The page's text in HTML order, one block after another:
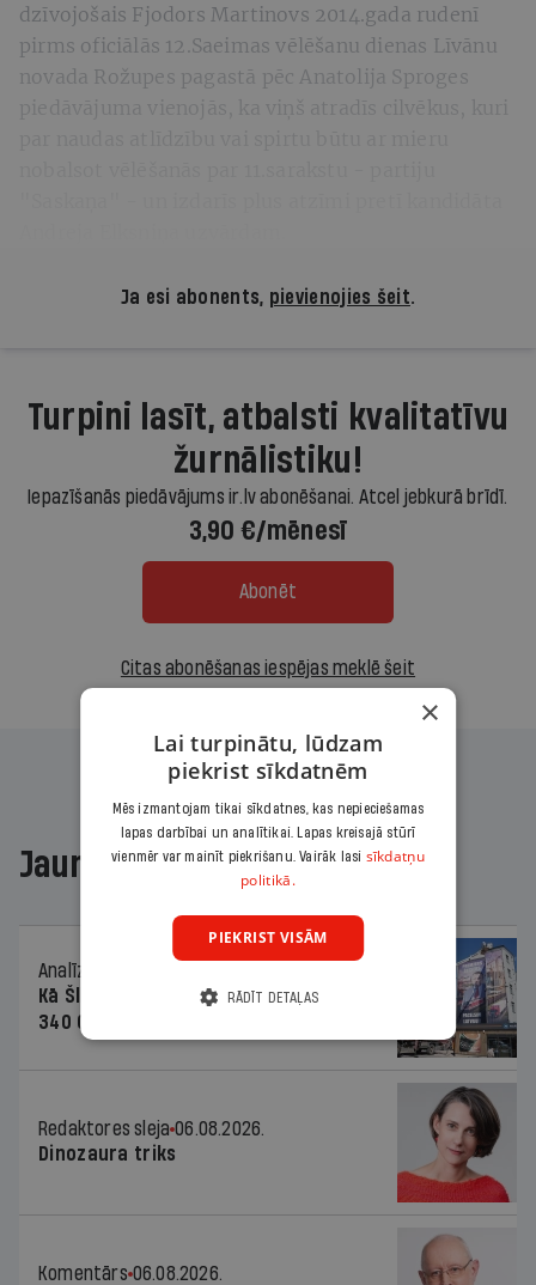
dzīvojošais Fjodors Martinovs 2014.gada rudenī
pirms oficiālās 12.Saeimas vēlēšanu dienas Līvānu
novada Rožupes pagastā pēc Anatolija Sproges
piedāvājuma vienojās, ka viņš atradīs cilvēkus, kuri
Ja esi abonents, pievienojies šeit.
Turpini lasīt, atbalsti kvalitatīvu
žurnālistiku!
Iepazīšanās piedāvājums ir.lv abonēšanai. Atcel jebkurā brīdī.
3,90 €/mēnesī
Abonēt
Citas abonēšanas iespējas meklē šeit
Jaunākajā žurnālā
Analīze
Kā Šlesera partija palika nesodīta par
340 000 vērtu reklāmas kampaņu
Redaktores sleja 06.08.2026.
Dinozaura triks
Komentārs 06.08.2026.
×
Lai turpinātu, lūdzam
piekrist sīkdatnēm
Mēs izmantojam tikai sīkdatnes, kas nepieciešamas
lapas darbībai un analītikai. Lapas kreisajā stūrī
vienmēr var mainīt piekrišanu. Vairāk lasi sīkdatņu
politikā.
PIEKRIST VISĀM
RĀDĪT DETAĻAS